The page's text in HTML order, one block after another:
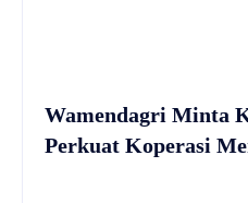
Wamendagri Minta
Perkuat Koperasi